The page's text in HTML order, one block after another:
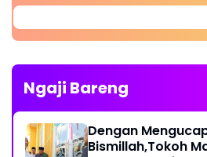
Ngaji Bareng
Dengan
Bismillah,Tokoh